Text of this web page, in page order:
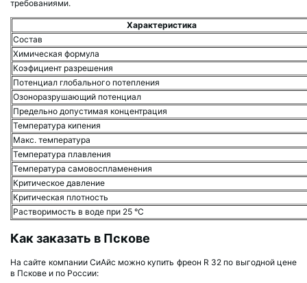
требованиями.
Характеристика
Состав
Химическая формула
Коэфициент разрешения
Потенциал глобального потепления
Озоноразрушающий потенциал
Предельно допустимая концентрация
Температура кипения
Макс. температура
Температура плавления
Температура самовоспламенения
Критическое давление
Критическая плотность
Растворимость в воде при 25 °С
Как заказать в Пскове
На сайте компании СиАйс можно купить фреон R 32 по выгодной цене
в Пскове и по России: